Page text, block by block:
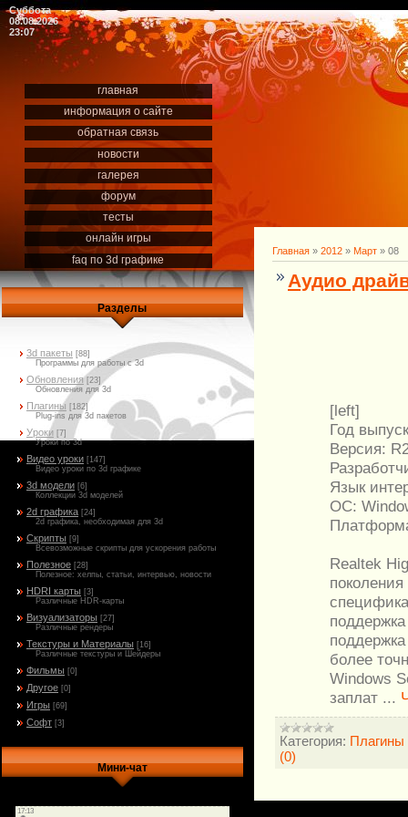
Суббота
08.08.2026
23:07
главная
информация о сайте
обратная связь
новости
галерея
форум
тесты
онлайн игры
faq по 3d графике
Разделы
3d пакеты [88]
Программы для работы с 3d
Обновления [23]
Обновления для 3d
Плагины [182]
Plug-ins для 3d пакетов
Уроки [7]
Уроки по 3d
Видео уроки [147]
Видео уроки по 3d графике
3d модели [6]
Коллекции 3d моделей
2d графика [24]
2d графика, необходимая для 3d
Скрипты [9]
Всевозможные скрипты для ускорения работы
Полезное [28]
Полезное: хелпы, статьи, интервью, новости
HDRI карты [3]
Различные HDR-карты
Визуализаторы [27]
Различные рендеры
Текстуры и Материалы [16]
Различные текстуры и Шейдеры
Фильмы [0]
Другое [0]
Игры [69]
Софт [3]
Мини-чат
Главная » 2012 » Март » 08
Аудио
[left]
Год
Версия:
Язык
ОС:
Realtek
более
Windows
заплат ...
Категория: Плагины
(0)